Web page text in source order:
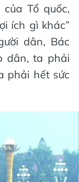
Tổ quốc,
ích gì khác”
dân, Bác
dân, ta phải
phải hết sức